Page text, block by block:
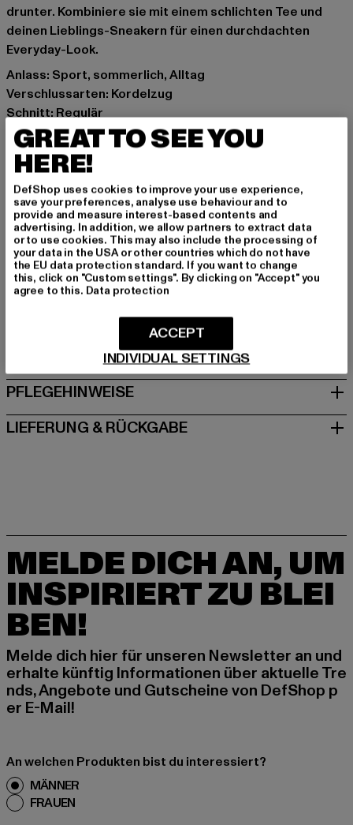
drunter. Kombiniere sie mit einem schlichten Tee und
deinen Lieblings-Sneakern für einen durchdachten
Everyday-Look.
Anlass: Sport, sommerlich, Alltag
Verschlussarten: Kordelzug
Schnitt: Regulär
Marke: DEF
Kat.: Shorts
Farbe: blau
Hersteller Farbe: dazzling blue
Materialzusammensetzung: 100% Polyester
Art.Nr: DFSH048-08835
Hersteller: TB International GmbH |info@tbint.de
Dr.-Robert-Murjahn-Straße 7 | 64372 Ober-Ramstadt |
DE
GRÖSSE & PASSFORM
PFLEGEHINWEISE
LIEFERUNG & RÜCKGABE
MELDE DICH AN, UM
INSPIRIERT ZU BLEI
BEN!
Melde dich hier für unseren Newsletter an und
erhalte künftig Informationen über aktuelle Tre
nds, Angebote und Gutscheine von DefShop p
er E-Mail!
An welchen Produkten bist du interessiert?
MÄNNER
FRAUEN
GREAT TO SEE YOU
HERE!
DefShop uses cookies to improve your use experience,
save your preferences, analyse use behaviour and to
provide and measure interest-based contents and
advertising. In addition, we allow partners to extract data
or to use cookies. This may also include the processing of
your data in the USA or other countries which do not have
the EU data protection standard. If you want to change
this, click on "Custom settings". By clicking on "Accept" you
agree to this. Data protection
INDIVIDUAL SETTINGS
ACCEPT